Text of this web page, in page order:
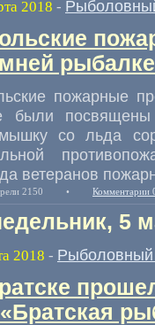
2018 -
рыбалке
пожарные
были
со льда
ветеранов
2150 • Комментарии
5
2018 - Рыболовный